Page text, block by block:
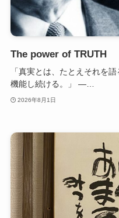
The power of TRUTH
「真実とは、たとえそれを
機能し続ける。」 ―…
2026年8月1日